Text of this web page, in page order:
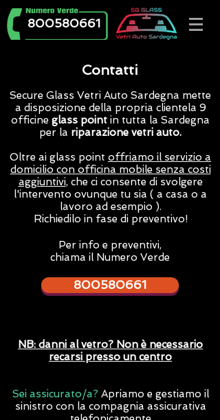
800580661
Contatti
Secure Glass Vetri Auto Sardegna mette
a disposizione della propria clientela 9
officine glass point in tutta la Sardegna
per la riparazione vetri auto.
Oltre ai glass point offriamo il servizio a
domicilio con officina mobile senza costi
aggiuntivi, che ci consente di svolgere
l'intervento ovunque tu sia ( a casa o a
lavoro ad esempio ).
Richiedilo in fase di preventivo!
Per info e preventivi,
chiama il Numero Verde
800580661
NB: danni al vetro? Non è necessario
recarsi presso un centro
Sei assicurato/a? Apriamo e gestiamo il
sinistro con la compagnia assicurativa